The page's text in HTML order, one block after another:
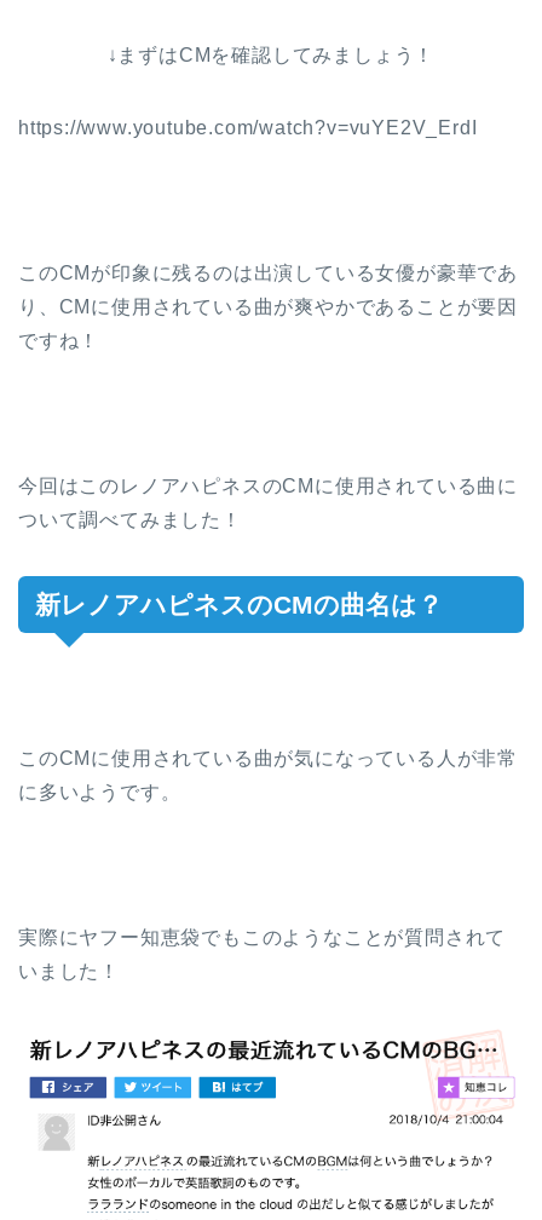
↓まずはCMを確認してみましょう！
https://www.youtube.com/watch?v=vuYE2V_ErdI
このCMが印象に残るのは出演している女優が豪華であ
り、CMに使用されている曲が爽やかであることが要因
ですね！
今回はこのレノアハピネスのCMに使用されている曲に
ついて調べてみました！
新レノアハピネスのCMの曲名は？
このCMに使用されている曲が気になっている人が非常
に多いようです。
実際にヤフー知恵袋でもこのようなことが質問されて
いました！